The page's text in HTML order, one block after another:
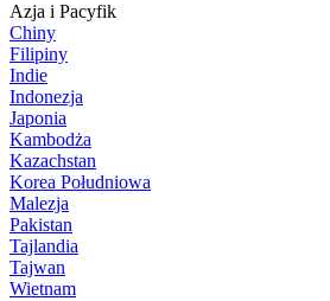
Azja i Pacyfik
Chiny
Filipiny
Indie
Indonezja
Japonia
Kambodża
Kazachstan
Korea Południowa
Malezja
Pakistan
Tajlandia
Tajwan
Wietnam